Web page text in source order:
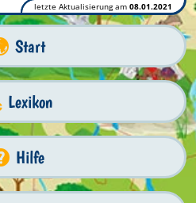
letzte Aktualisierung am 08.01.2021
Start
Lexikon
Hilfe